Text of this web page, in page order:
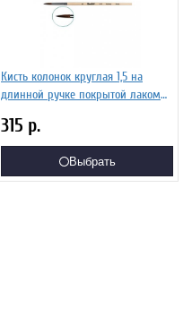
Кисть колонок круглая 1,5 на
длинной ручке покрытой лаком
315 р.
Выбрать